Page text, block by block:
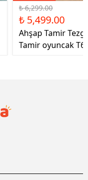
₺ 6,299.00
₺ 5,499.00
Ahşap Tamir
Tamir oyuncak